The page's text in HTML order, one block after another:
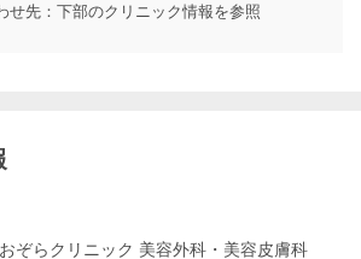
せ先：下部のクリニック情報を参照
ぞらクリニック 美容外科・美容皮膚科